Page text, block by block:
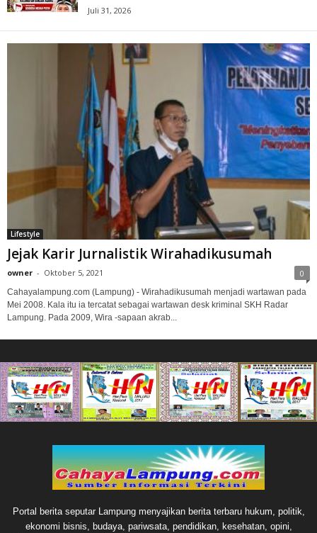
Juli 31, 2026
Lifestyle
Jejak Karir Jurnalistik Wirahadikusumah
owner - Oktober 5, 2021 0
Cahayalampung.com (Lampung) - Wirahadikusumah menjadi wartawan pada
Mei 2008. Kala itu ia tercatat sebagai wartawan desk kriminal SKH Radar
Lampung. Pada 2009, Wira -sapaan akrab...
Portal berita seputar Lampung menyajikan berita terbaru hukum, politik,
ekonomi bisnis, budaya, pariwsata, pendidikan, kesehatan, opini,